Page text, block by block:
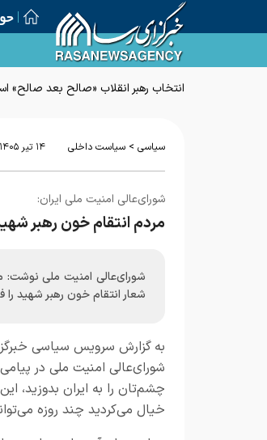
انتخاب رهبر انقلاب «صالح بعد
سیاسی > سیاست داخلی ۱۴ تير ۱۴۰۵ - ۱۵:۲۷
شورای‌عالی امنیت ملی ایران:
مردم انتقام خون رهبر
شورای‌عالی امنیت ملی نوشت:
شعار انتقام خون رهبر شهید را
به گزارش سرویس سیاسی
شورای‌عالی امنیت ملی در
چشم‌تان را به ایران بدوزید،
خیال می‌کردید چند روزه